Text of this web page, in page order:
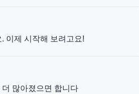
이제 시작해 보려고요!
많아졌으면 합니다